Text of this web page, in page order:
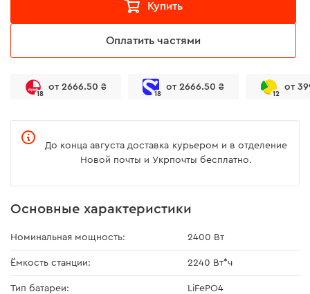
Купить
Оплатить частями
18
от 2666.50 ₴
18
от 2666.50 ₴
12
от
До конца августа доставка курьером и в отделение
Новой почты и Укрпочты бесплатно.
Основные характеристики
Номинальная мощность: 2400 Вт
Ёмкость станции: 2240 Вт*ч
Тип батареи: LiFePO4